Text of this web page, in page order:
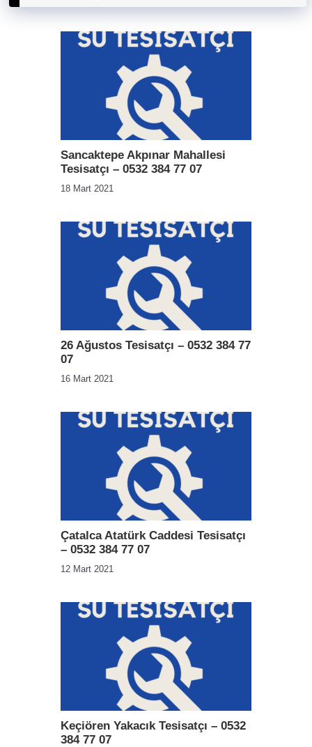
Sancaktepe Akpınar Mahallesi
Tesisatçı – 0532 384 77 07
18 Mart 2021
26 Ağustos Tesisatçı – 0532 384 77
07
16 Mart 2021
Çatalca Atatürk Caddesi Tesisatçı
– 0532 384 77 07
12 Mart 2021
Keçiören Yakacık Tesisatçı – 0532
384 77 07